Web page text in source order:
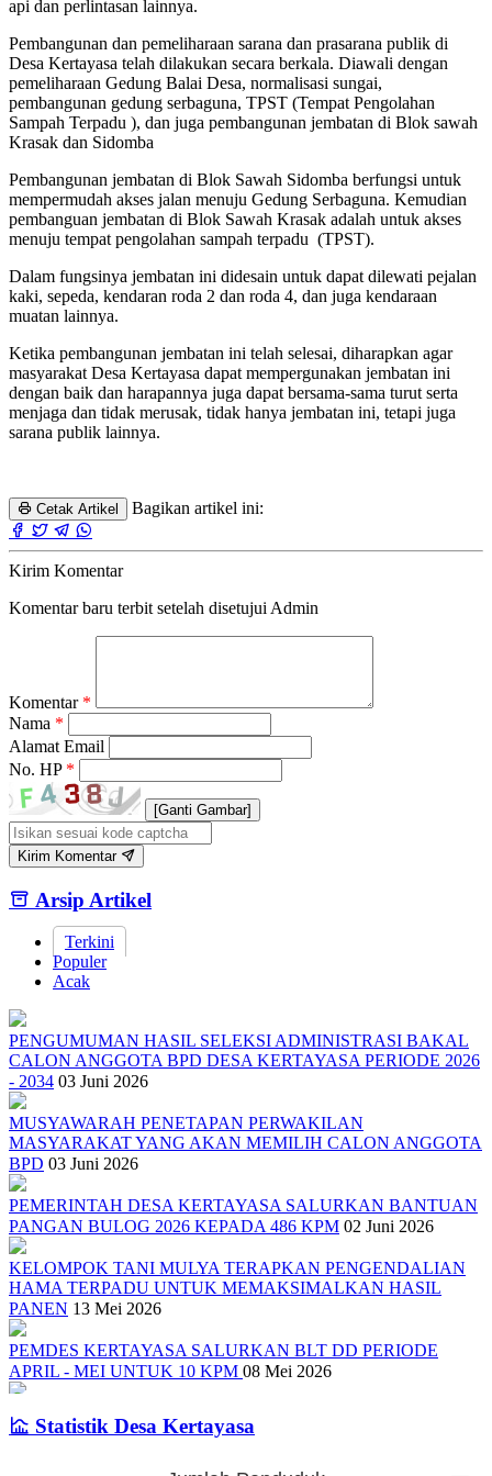
api dan perlintasan lainnya.
Pembangunan dan pemeliharaan sarana dan prasarana publik di
Desa Kertayasa telah dilakukan secara berkala. Diawali dengan
pemeliharaan Gedung Balai Desa, normalisasi sungai,
pembangunan gedung serbaguna, TPST (Tempat Pengolahan
Sampah Terpadu ), dan juga pembangunan jembatan di Blok sawah
Krasak dan Sidomba
Pembangunan jembatan di Blok Sawah Sidomba berfungsi untuk
mempermudah akses jalan menuju Gedung Serbaguna. Kemudian
pembanguan jembatan di Blok Sawah Krasak adalah untuk akses
menuju tempat pengolahan sampah terpadu (TPST).
Dalam fungsinya jembatan ini didesain untuk dapat dilewati pejalan
kaki, sepeda, kendaran roda 2 dan roda 4, dan juga kendaraan
muatan lainnya.
Ketika pembangunan jembatan ini telah selesai, diharapkan agar
masyarakat Desa Kertayasa dapat mempergunakan jembatan ini
dengan baik dan harapannya juga dapat bersama-sama turut serta
menjaga dan tidak merusak, tidak hanya jembatan ini, tetapi juga
sarana publik lainnya.
Cetak Artikel Bagikan artikel ini:
Kirim Komentar
Komentar baru terbit setelah disetujui Admin
Komentar *
Nama *
Alamat Email
No. HP *
[Ganti Gambar]
Kirim Komentar
Arsip Artikel
Terkini
Populer
Acak
PENGUMUMAN HASIL SELEKSI ADMINISTRASI BAKAL
CALON ANGGOTA BPD DESA KERTAYASA PERIODE 2026
- 2034 03 Juni 2026
MUSYAWARAH PENETAPAN PERWAKILAN
MASYARAKAT YANG AKAN MEMILIH CALON ANGGOTA
BPD 03 Juni 2026
PEMERINTAH DESA KERTAYASA SALURKAN BANTUAN
PANGAN BULOG 2026 KEPADA 486 KPM 02 Juni 2026
KELOMPOK TANI MULYA TERAPKAN PENGENDALIAN
HAMA TERPADU UNTUK MEMAKSIMALKAN HASIL
PANEN 13 Mei 2026
PEMDES KERTAYASA SALURKAN BLT DD PERIODE
APRIL - MEI UNTUK 10 KPM 08 Mei 2026
SOSIALISASI TENTANG PEMILIHAN ANGGOTA BPD DAN
PEMBENTUKAN PANITIA PENGISIAN ANGGOTA BPD
Statistik Desa Kertayasa